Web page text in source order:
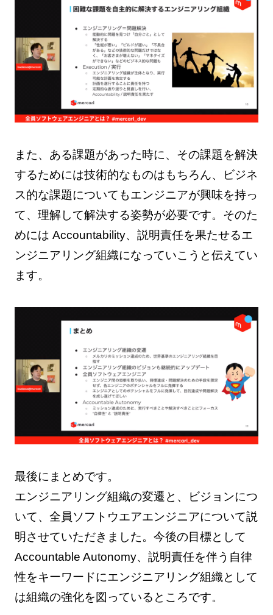
また、ある課題があった時に、その課題を解決
するためには技術的なものはもちろん、ビジネ
ス的な課題についてもエンジニアが興味を持っ
て、理解して解決する姿勢が必要です。そのた
めには Accountability、説明責任を果たせるエ
ンジニアリング組織になっていこうと伝えてい
ます。
最後にまとめです。
エンジニアリング組織の変遷と、ビジョンにつ
いて、全員ソフトウエアエンジニアについて説
明させていただきました。今後の目標として
Accountable Autonomy、説明責任を伴う自律
性をキーワードにエンジニアリング組織として
は組織の強化を図っているところです。